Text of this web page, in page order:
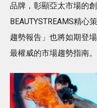
品牌，彰顯亞太市場的
BEAUTYSTREAMS精心
趨勢報告」也將如期登
最權威的市場趨勢指南。